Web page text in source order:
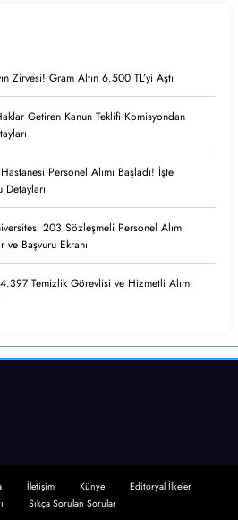
Zirvesi! Gram Altın 6.500 TL’yi Aştı
Getiren Kanun Teklifi Komisyondan
Personel Alımı Başladı! İşte
203 Sözleşmeli Personel Alımı
Başvuru Ekranı
4.397 Temizlik Görevlisi ve Hizmetli Alımı
İletişim Künye
Editoryal İlkeler
Sıkça Sorulan Sorular